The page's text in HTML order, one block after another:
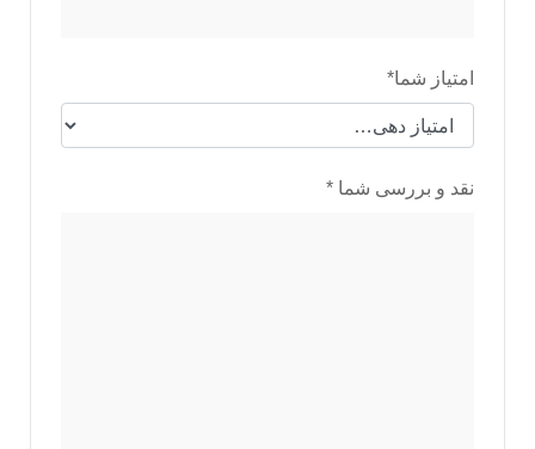
امتیاز شما*
نقد و بررسی شما *